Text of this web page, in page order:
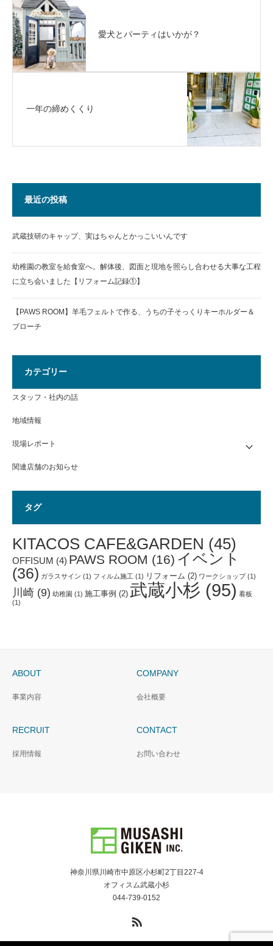
愛犬とパーティはいかが？
一年の締めくくり
最近の投稿
武蔵技研のキャップ、実はちゃんとかっこいいんです
幼稚園の教室を給食室へ。解体後、図面と現地を照らし合わせる大事な工程
に立ち会いました【リフォーム記録①】
【PAWS ROOM】羊毛フェルトで作る、うちの子そっくりキーホルダー＆
ブローチ
カテゴリー
スタッフ・社内の話
地域情報
現場レポート
関連店舗のお知らせ
タグ
KITACOS CAFE&GARDEN (45)
OFFISUM (4) PAWS ROOM (16) イベント
(36) ガラスサイン (1) フィルム施工 (1) リフォーム (2) ワークショップ(1)
川崎 (9) 幼稚園 (1) 施工事例 (2) 武蔵小杉 (95) 看板
(1)
ABOUT
事業内容
COMPANY
会社概要
RECRUIT
採用情報
CONTACT
お問い合わせ
神奈川県川崎市中原区小杉町2丁目227-4
オフィスム武蔵小杉
044-739-0152